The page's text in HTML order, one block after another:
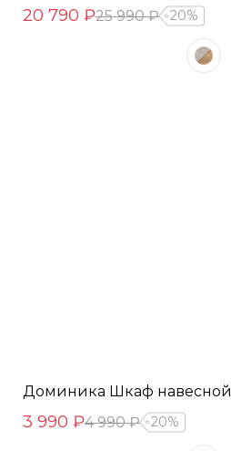
20 790 ₽25 990 ₽ 20%
Доминика Шкаф навесной
3 990 ₽4 990 ₽ 20%